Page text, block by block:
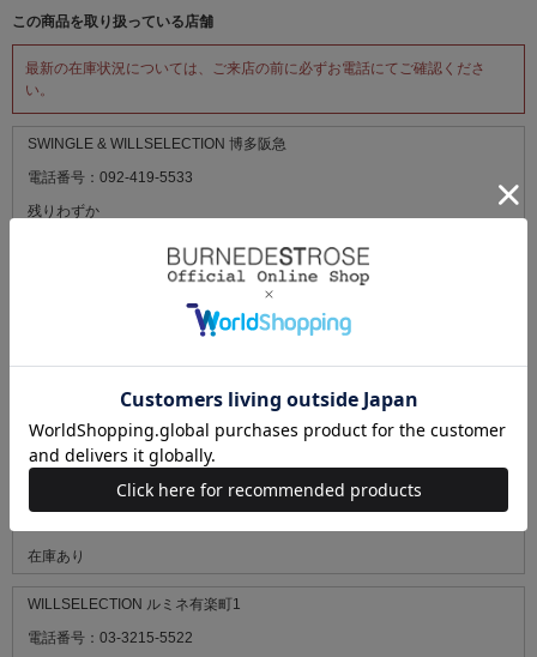
この商品を取り扱っている店舗
最新の在庫状況については、ご来店の前に必ずお電話にてご確認くださ
い。
SWINGLE & WILLSELECTION 博多阪急
電話番号：092-419-5533
残りわずか
SWINGLE ＆ WILLSELECTION 阪神梅田本店
電話番号：03-5269-4497
在庫あり
WILLSELECTION 名古屋パルコ
在庫あり
WILLSELECTION ルミネ有楽町1
電話番号：03-3215-5522